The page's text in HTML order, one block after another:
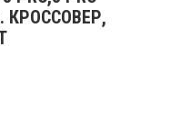
КРОССОВЕР,